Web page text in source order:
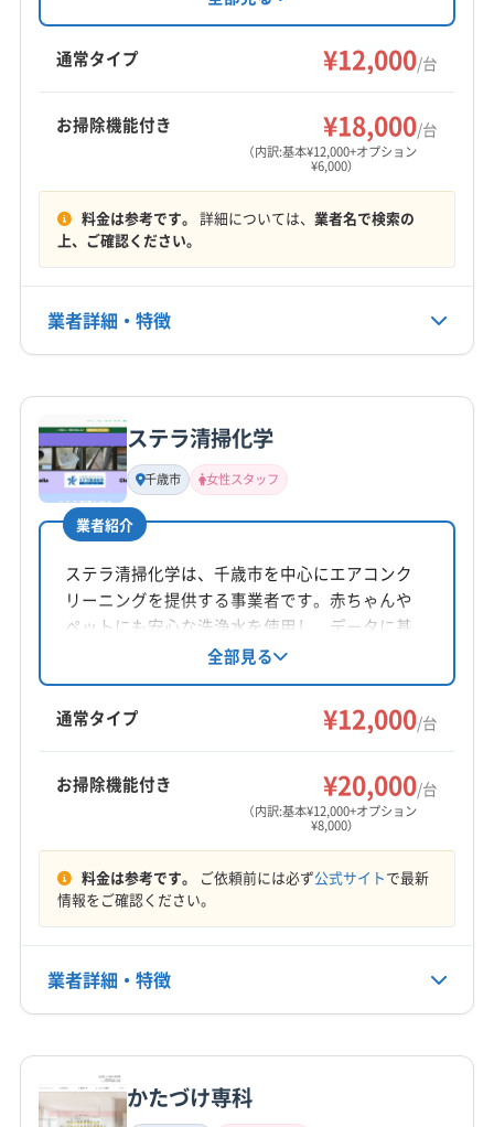
札幌市手稲区
札幌市清田区 札幌市西区
札幌市中央区
札幌市東区
札幌市豊平区
北広島市
石狩郡新篠津村 石狩郡当別町
余市郡仁木町
余市郡余市町
定休日
なし
090-9089-0998
とを特徴としています。基本料金は12,000円/
台、お掃除機能付きは6,000円/台。土日祝日も対
応可能です。
通常タイプ ¥12,000/台
お掃除機能付き ¥18,000/台
（内訳:基本¥12,000+オプション
¥6,000）
料金は参考です。 詳細については、 業者名で検索の
上、ご確認ください。
業者詳細・特徴
基本情報
代表者名
佐藤和幸
所在地
北海道札幌市北区
対応地域
芦別市 伊達市
江別市
砂川市 札幌市厚別区
札幌市手稲区
札幌市清田区
札幌市中央区
札幌市東区
小樽市
深川市 千歳市
滝川市
雨竜郡雨竜町
樺戸郡浦臼町
樺戸郡月形町
樺戸郡新十津川町
石狩郡新篠津村
石狩郡当別町
定休日
年末年始
非公開
公式サイトなし
ステラ清掃化学
千歳市 女性スタッフ
業者紹介
ステラ清掃化学は、千歳市を中心にエアコンク
リーニングを提供する事業者です。赤ちゃんや
ペットにも安心な洗浄水を使用し、データに基
づいた丁寧な作業が特徴。24時間対応や女性ス
タッフ同行可能で、柔軟な対応が魅力です。損
害保険加入や満足保証もあり、安心して依頼で
きるサービス内容です。
全部見る
通常タイプ ¥12,000/台
お掃除機能付き ¥20,000/台
（内訳:基本¥12,000+オプション
¥8,000）
料金は参考です。 ご依頼前には必ず公式サイトで最新
情報をご確認ください。
業者詳細・特徴
基本情報かたづけ専科